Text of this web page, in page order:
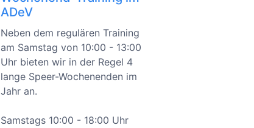
ADeV
Neben dem regulären Training
am Samstag von 10:00 - 13:00
Uhr bieten wir in der Regel 4
lange Speer-Wochenenden im
Jahr an.
Samstags 10:00 - 18:00 Uhr